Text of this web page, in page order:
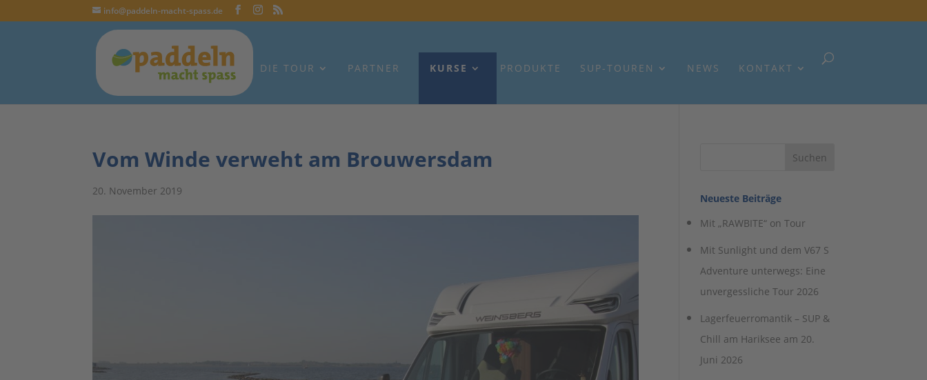
info@paddeln-macht-spass.de
DIE TOUR PARTNER KURSE PRODUKTE SUP-TOUREN NEWS KONTAKT
Vom Winde verweht am Brouwersdam
20. November 2019
Neueste Beiträge
Mit „RAWBITE“ on Tour
Mit Sunlight und dem V67 S
Adventure unterwegs: Eine
unvergessliche Tour 2026
Lagerfeuerromantik – SUP &
Chill am Hariksee am 20.
Juni 2026